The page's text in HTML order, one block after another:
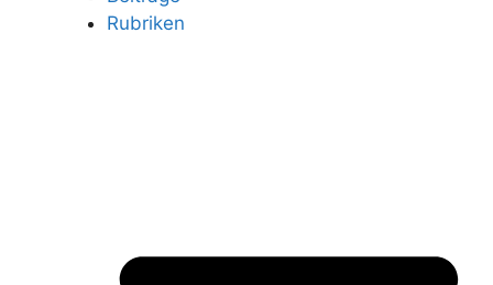
Rubriken